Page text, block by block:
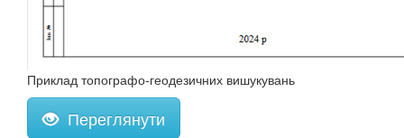
Приклад топографо-геодезичних вишукувань
Переглянути